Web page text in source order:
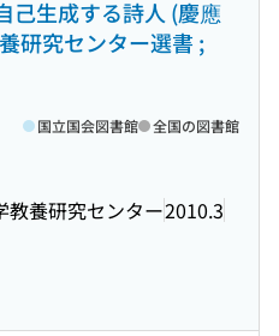
己生成する詩人 (慶應
研究センター選書 ;
教養研究センター2010.3
国立国会図書館 全国の図書館